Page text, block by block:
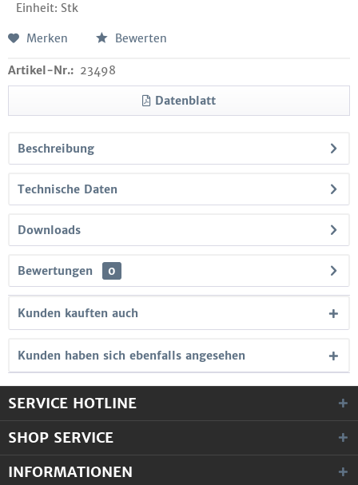
Einheit: Stk
Merken Bewerten
Artikel-Nr.: 23498
Datenblatt
Beschreibung
Technische Daten
Downloads
Bewertungen 0
Kunden kauften auch
Kunden haben sich ebenfalls angesehen
SERVICE HOTLINE
SHOP SERVICE
INFORMATIONEN